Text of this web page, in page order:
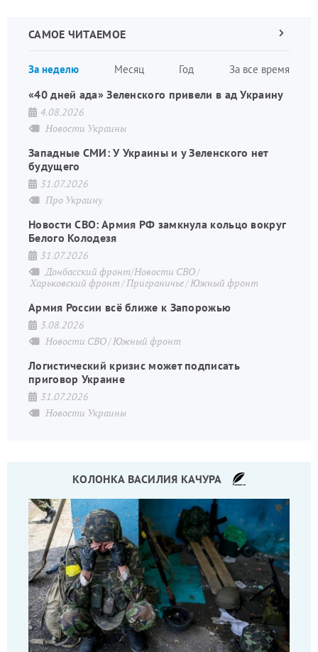
САМОЕ ЧИТАЕМОЕ
За неделю Месяц Год За все время
Следующая
«40 дней ада» Зеленского привели в ад Украину
4.08.2026
Новости Украины
Западные СМИ: У Украины и у Зеленского нет
будущего
31.07.2026
Про Украину
Новости СВО: Армия РФ замкнула кольцо вокруг
Белого Колодезя
31.07.2026
Донбасский фронт/Новости СВО
Харьковский фронт Приграничье Южный фронт
Армия России всё ближе к Запорожью
3.08.2026
Новости СВО Южный фронт
Логистический кризис может подписать
приговор Украине
31.07.2026
Новости Украины
КОЛОНКА ВАСИЛИЯ КАЧУРА